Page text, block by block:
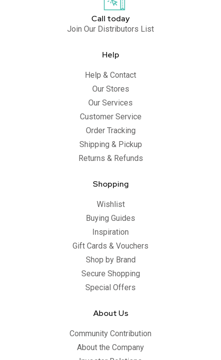
Call today
Join Our Distributors List
Help
Help & Contact
Our Stores
Our Services
Customer Service
Order Tracking
Shipping & Pickup
Returns & Refunds
Shopping
Wishlist
Buying Guides
Inspiration
Gift Cards & Vouchers
Shop by Brand
Secure Shopping
Special Offers
About Us
Community Contribution
About the Company